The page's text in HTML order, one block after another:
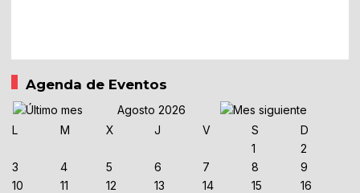
Agenda de Eventos
Agosto 2026
L
M X J V S
D
1
2
3
4 5 6 7 8
9
10
11 12 13 14 15 16